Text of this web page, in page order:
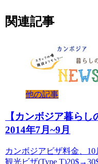
関連記事
他の記事
【カンボジア暮ら
2014年7月~9月
カンボジアビザ料金、
観光ビザ(Type